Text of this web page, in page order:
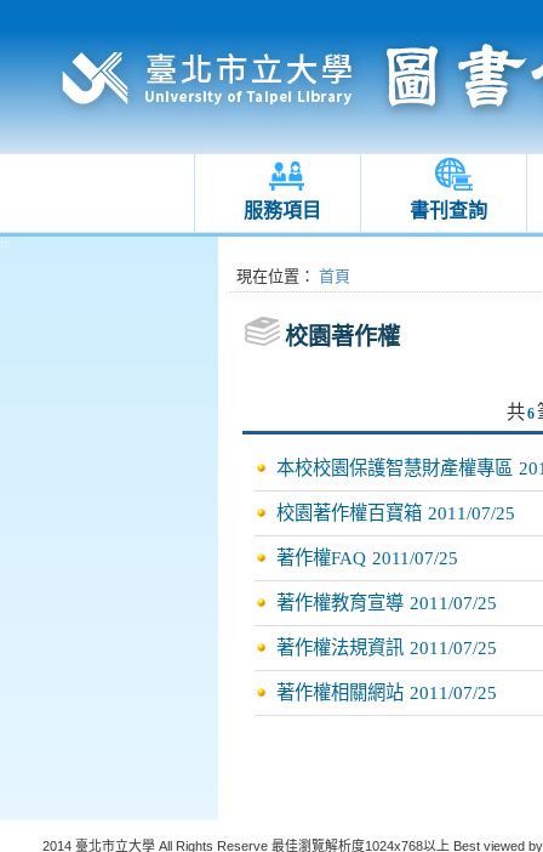
服務項目 書刊查詢
:::
:::現在位置 ： 首頁
校園著作權
共6
本校校園保護智慧財產權專區
校園著作權百寶箱 2011/07/25
著作權FAQ 2011/07/25
著作權教育宣導 2011/07/25
著作權法規資訊 2011/07/25
著作權相關網站 2011/07/25
2014 臺北市立大學 All Rights Reserve 最佳瀏覽解析度1024x768以上 Best viewed